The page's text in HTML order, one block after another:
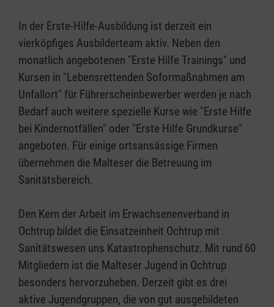
In der Erste-Hilfe-Ausbildung ist derzeit ein
vierköpfiges Ausbilderteam aktiv. Neben den
monatlich angebotenen "Erste Hilfe Trainings" und
Kursen in "Lebensrettenden Soformaßnahmen am
Unfallort" für Führerscheinbewerber werden je nach
Bedarf auch weitere spezielle Kurse wie "Erste Hilfe
bei Kindernotfällen" oder "Erste Hilfe Grundkurse"
angeboten. Für einige ortsansässige Firmen
übernehmen die Malteser die Betreuung im
Sanitätsbereich.
Den Kern der Arbeit im Erwachsenenverband in
Ochtrup bildet die Einsatzeinheit Ochtrup mit
Sanitätswesen uns Katastrophenschutz. Mit rund 60
Mitgliedern ist die Malteser Jugend in Ochtrup
besonders hervorzuheben. Derzeit gibt es drei
aktive Jugendgruppen, die von gut ausgebildeten